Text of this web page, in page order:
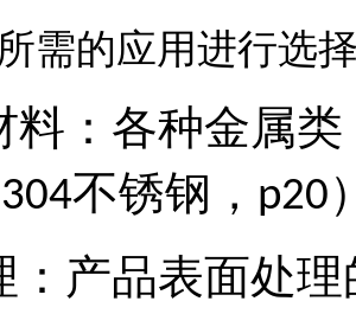
需的应用进行选
料：各种金属
304不锈钢， p20
： 产品表面处